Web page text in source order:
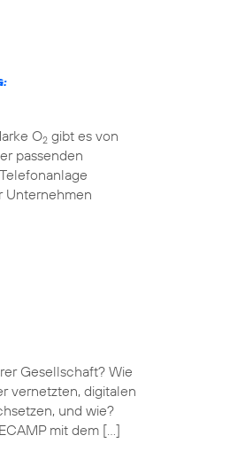
O2 gibt es von
passenden
Unternehmen
Gesellschaft? Wie
vernetzten, digitalen
und wie?
mit dem […]